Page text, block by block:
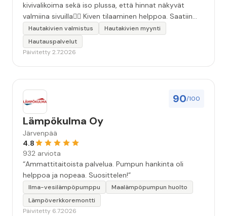
kivivalikoima sekä iso plussa, että hinnat näkyvät
valmiina sivuilla👍🏻 Kiven tilaaminen helppoa. Saatiin
äidille kaunis, ammattitaidolla tehty kivi❤️ Kiitos!”
Hautakivien valmistus
Hautakivien myynti
Hautauspalvelut
Päivitetty 2.7.2026
90/100
Lämpökulma Oy
Järvenpää
4.8
932 arviota
“Ammattitaitoista palvelua. Pumpun hankinta oli
helppoa ja nopeaa. Suosittelen!”
Ilma-vesilämpöpumppu
Maalämpöpumpun huolto
Lämpöverkkoremontti
Päivitetty 6.7.2026